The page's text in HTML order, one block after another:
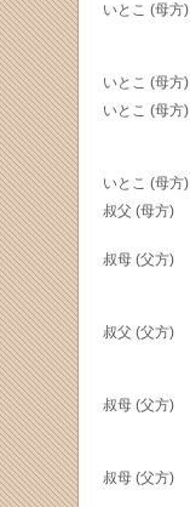
いとこ (母方)
いとこ (母方)
いとこ (母方)
いとこ (母方)
叔父 (母方)
叔母 (父方)
叔父 (父方)
叔母 (父方)
叔母 (父方)